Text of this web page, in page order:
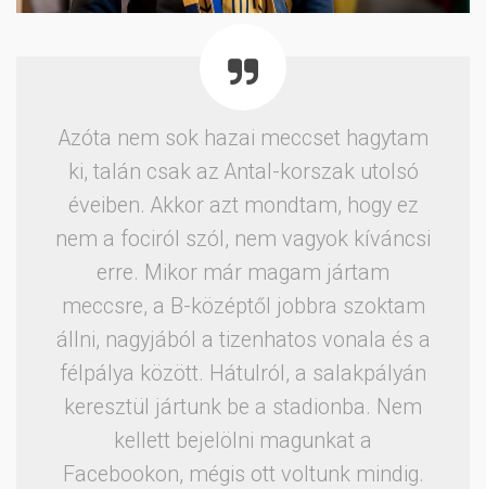
Azóta nem sok hazai meccset hagytam
ki, talán csak az Antal-korszak utolsó
éveiben. Akkor azt mondtam, hogy ez
nem a fociról szól, nem vagyok kíváncsi
erre. Mikor már magam jártam
meccsre, a B-középtől jobbra szoktam
állni, nagyjából a tizenhatos vonala és a
félpálya között. Hátulról, a salakpályán
keresztül jártunk be a stadionba. Nem
kellett bejelölni magunkat a
Facebookon, mégis ott voltunk mindig.